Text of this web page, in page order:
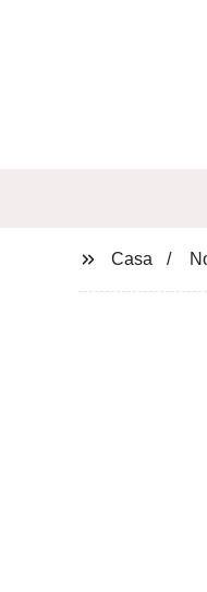
Casa